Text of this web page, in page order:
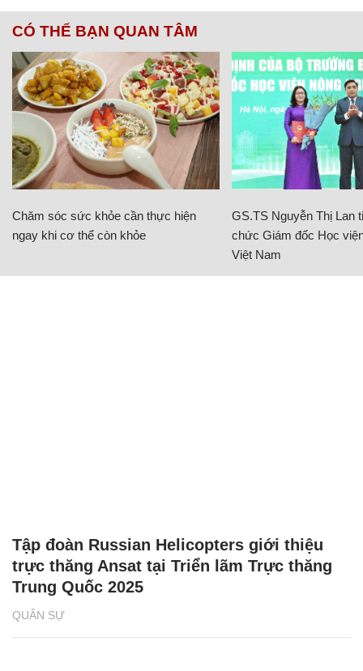
CÓ THỂ BẠN QUAN TÂM
Chăm sóc sức khỏe cần thực hiện
ngay khi cơ thể còn khỏe
GS.TS Nguyễn Thị Lan
chức Giám đốc Học
Việt Nam
QUÂN SỰ
Tập đoàn Russian Helicopters giới thiệu
trực thăng Ansat tại Triển lãm Trực thăng
Trung Quốc 2025